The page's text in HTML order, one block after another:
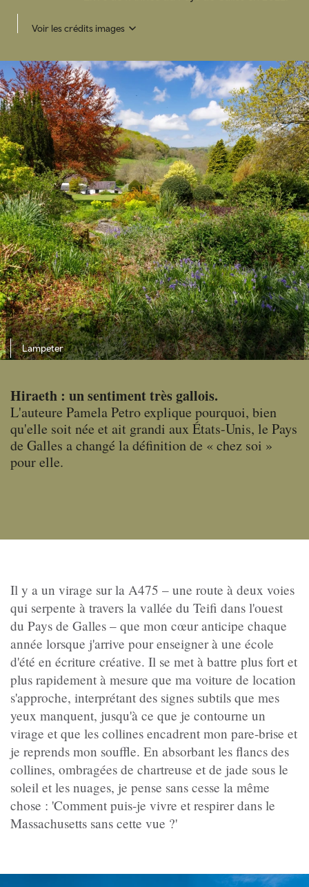
Voir les crédits images
Lampeter
Hiraeth : un sentiment très gallois.
L'auteure Pamela Petro explique pourquoi, bien
qu'elle soit née et ait grandi aux États-Unis, le Pays
de Galles a changé la définition de « chez soi »
pour elle.
Il y a un virage sur la A475 – une route à deux voies
qui serpente à travers la vallée du Teifi dans l'ouest
du Pays de Galles – que mon cœur anticipe chaque
année lorsque j'arrive pour enseigner à une école
d'été en écriture créative. Il se met à battre plus fort et
plus rapidement à mesure que ma voiture de location
s'approche, interprétant des signes subtils que mes
yeux manquent, jusqu'à ce que je contourne un
virage et que les collines encadrent mon pare-brise et
je reprends mon souffle. En absorbant les flancs des
collines, ombragées de chartreuse et de jade sous le
soleil et les nuages, je pense sans cesse la même
chose : 'Comment puis-je vivre et respirer dans le
Massachusetts sans cette vue ?'